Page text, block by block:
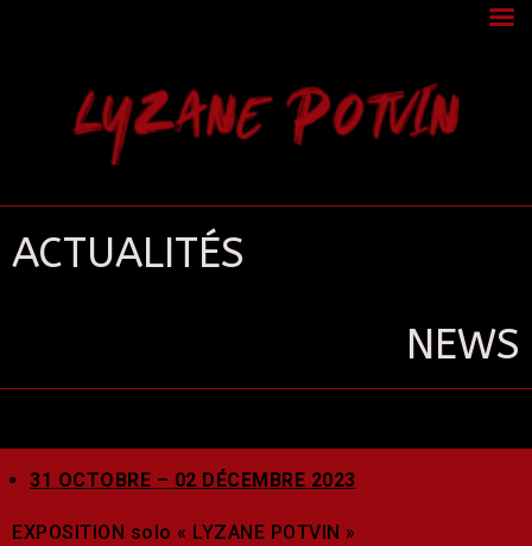
LYZANE POTVIN
ACTUALITÉS
NEWS
31 OCTOBRE – 02 DÉCEMBRE 2023
EXPOSITION solo « LYZANE POTVIN »